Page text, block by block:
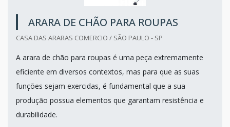
ARARA DE CHÃO PARA ROUPAS
CASA DAS ARARAS COMERCIO / SÃO PAULO - SP
A arara de chão para roupas é uma peça extremamente
eficiente em diversos contextos, mas para que as suas
funções sejam exercidas, é fundamental que a sua
produção possua elementos que garantam resistência e
durabilidade.